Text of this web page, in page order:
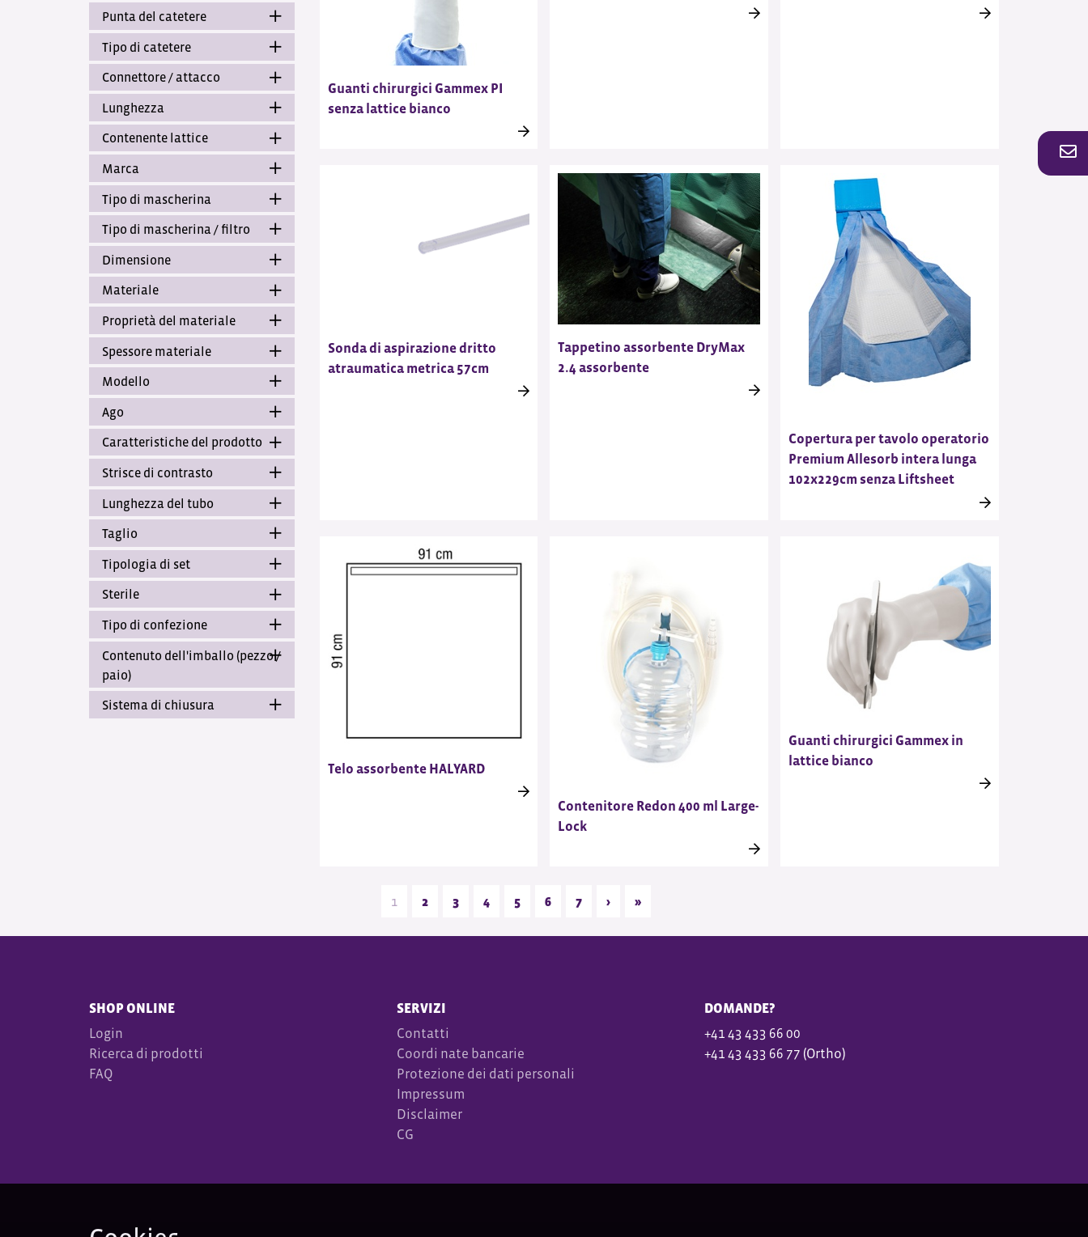
Punta del catetere
Tipo di catetere
Connettore / attacco
Lunghezza
Contenente lattice
Marca
Tipo di mascherina
Tipo di mascherina / filtro
Dimensione
Materiale
Proprietà del materiale
Spessore materiale
Modello
Ago
Caratteristiche del prodotto
Strisce di contrasto
Lunghezza del tubo
Taglio
Tipologia di set
Sterile
Tipo di confezione
Contenuto dell'imballo (pezzo /
paio)
Sistema di chiusura
Guanti chirurgici Gammex PI
senza lattice bianco
Sonda di aspirazione dritto
atraumatica metrica 57cm
Tappetino assorbente DryMax
2.4 assorbente
Copertura per tavolo operatorio
Premium Allesorb intera lunga
102x229cm senza Liftsheet
Telo assorbente HALYARD
Contenitore Redon 400 ml Large-
Lock
Guanti chirurgici Gammex in
lattice bianco
1 2 3 4 5 6 7 › »
SHOP ONLINE
Login
Ricerca di prodotti
FAQ
SERVIZI
Contatti
Coordi nate bancarie
Protezione dei dati personali
Impressum
Disclaimer
CG
DOMANDE?
+41 43 433 66 00
+41 43 433 66 77 (Ortho)